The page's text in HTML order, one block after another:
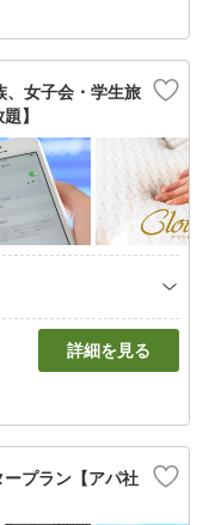
女子会・学生旅
】
詳細を見る
ープラン【アパ社